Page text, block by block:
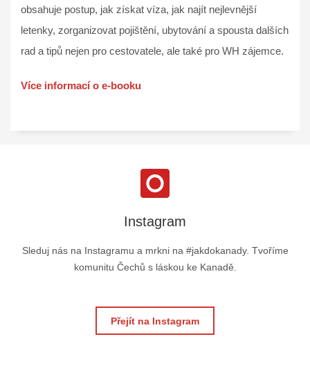
obsahuje postup, jak získat víza, jak najít nejlevnější
letenky, zorganizovat pojištění, ubytování a spousta dalších
rad a tipů nejen pro cestovatele, ale také pro WH zájemce.
Více informací o e-booku
Instagram
Sleduj nás na Instagramu a mrkni na #jakdokanady. Tvoříme
komunitu Čechů s láskou ke Kanadě.
Přejít na Instagram